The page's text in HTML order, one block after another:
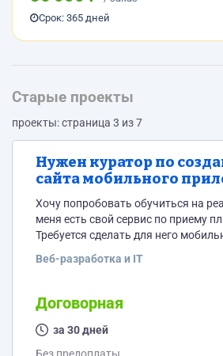
Срок: 365 дней
Старые проекты
проекты: страница 3 из 7
Нужен куратор по
сайта мобильного
ios и андроид
Хочу попробовать обучиться на
меня есть свой сервис по приему
Требуется сделать для него
какую связку софта использовать,
сайта. Покажет что и где надо
как сохранять готовые app и apk
Предполагается общение по
Веб-разработка и IT
Договорная
за 30 дней